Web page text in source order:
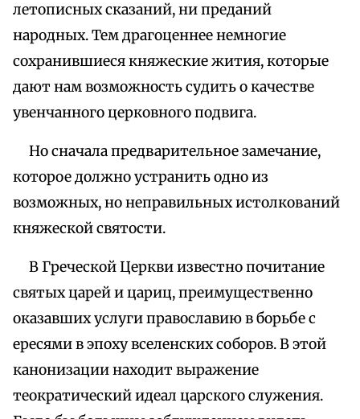
летописных сказаний, ни преданий
народных. Тем драгоценнее немногие
сохранившиеся княжеские жития, которые
дают нам возможность судить о качестве
увенчанного церковного подвига.
Но сначала предварительное замечание,
которое должно устранить одно из
возможных, но неправильных истолкований
княжеской святости.
В Греческой Церкви известно почитание
святых царей и цариц, преимущественно
оказавших услуги православию в борьбе с
ересями в эпоху вселенских соборов. В этой
канонизации находит выражение
теократический идеал царского служения.